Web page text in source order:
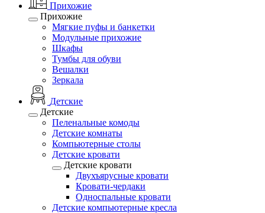
Прихожие
Прихожие
Мягкие пуфы и банкетки
Модульные прихожие
Шкафы
Тумбы для обуви
Вешалки
Зеркала
Детские
Детские
Пеленальные комоды
Детские комнаты
Компьютерные столы
Детские кровати
Детские кровати
Двухъярусные кровати
Кровати-чердаки
Односпальные кровати
Детские компьютерные кресла